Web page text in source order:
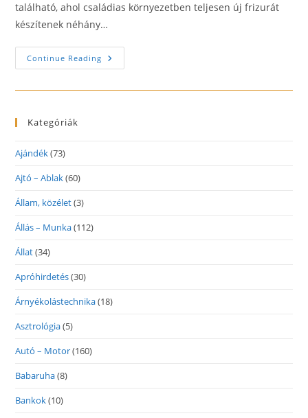
található, ahol családias környezetben teljesen új frizurát
készítenek néhány…
Continue Reading Hajhosszabbítás
Többféle
Alacsony
Kategóriák
Ajándék(73)
Ajtó – Ablak(60)
Állam, közélet(3)
Állás – Munka(112)
Állat(34)
Apróhirdetés(30)
Árnyékolástechnika(18)
Asztrológia(5)
Autó – Motor(160)
Babaruha(8)
Bankok(10)